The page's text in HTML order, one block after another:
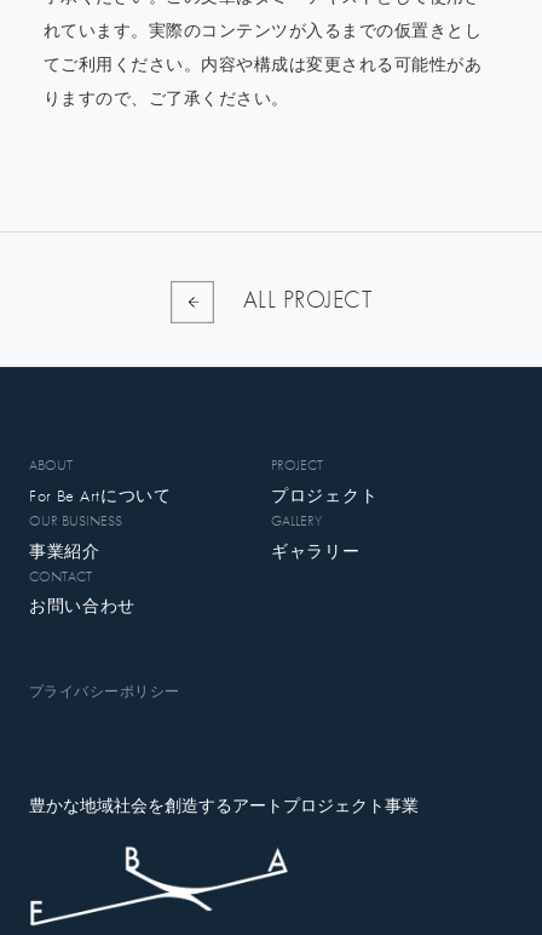
れています。実際のコンテンツが入るまでの仮置きとし
てご利用ください。内容や構成は変更される可能性があ
りますので、ご了承ください。
ALL PROJECT
豊かな地域社会を創造するアートプロジェクト事業
ABOUT
For Be Artについて
PROJECT
プロジェクト
OUR BUSINESS
事業紹介
GALLERY
ギャラリー
CONTACT
お問い合わせ
プライバシーポリシー